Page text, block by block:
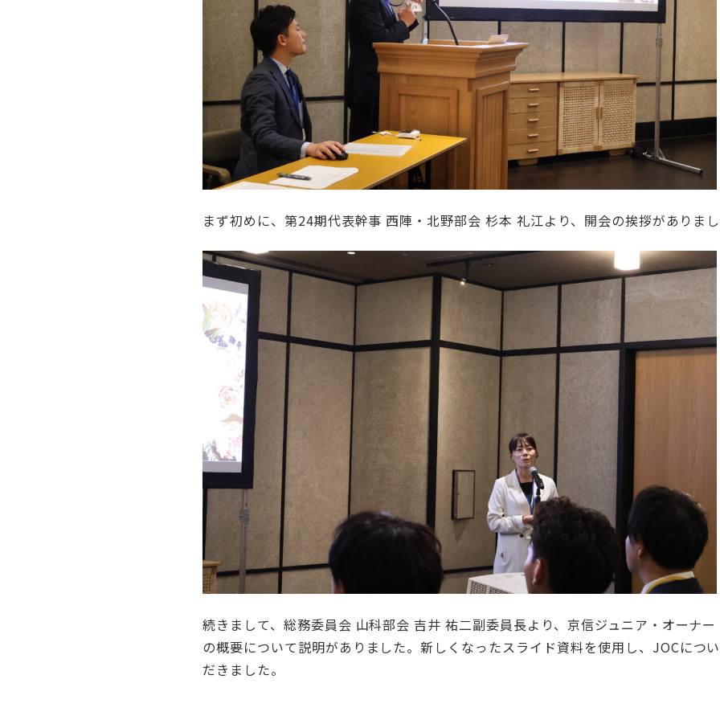
まず初めに、第24期代表幹事 西陣・北野部会 杉本 礼江より、開会の挨拶がありま
続きまして、総務委員会 山科部会 吉井 祐二副委員長より、京信ジュニア・オーナ
の概要について説明がありました。新しくなったスライド資料を使用し、JOCにつ
だきました。